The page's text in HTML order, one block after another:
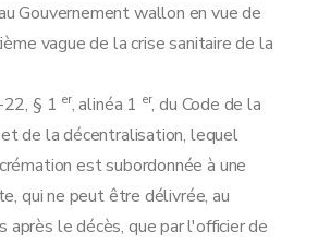
Gouvernement wallon en vue de
vague de la crise sanitaire de la
§ 1 er, alinéa 1 er, du Code de la
de la décentralisation, lequel
est subordonnée à une
qui ne peut être délivrée, au
après le décès, que par l'officier de